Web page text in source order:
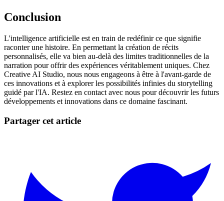
Conclusion
L'intelligence artificielle est en train de redéfinir ce que signifie
raconter une histoire. En permettant la création de récits
personnalisés, elle va bien au-delà des limites traditionnelles de la
narration pour offrir des expériences véritablement uniques. Chez
Creative AI Studio, nous nous engageons à être à l'avant-garde de
ces innovations et à explorer les possibilités infinies du storytelling
guidé par l'IA. Restez en contact avec nous pour découvrir les futurs
développements et innovations dans ce domaine fascinant.
Partager cet article